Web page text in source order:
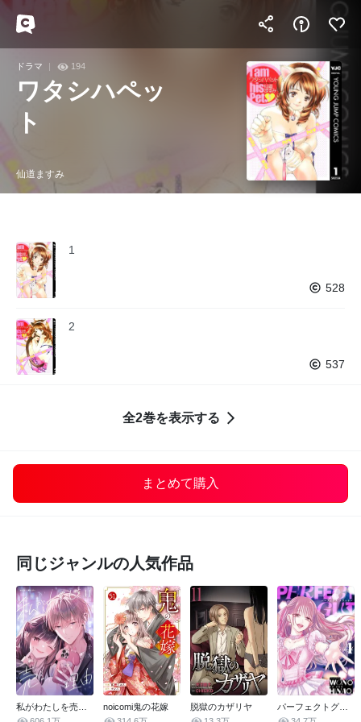
ドラマ 194
ワタシハペッ
ト
仙道ますみ
1
528
2
537
全2巻を表示する
まとめて購入
同じジャンルの人気作品
noicomi鬼の花嫁
脱獄のカザリヤ